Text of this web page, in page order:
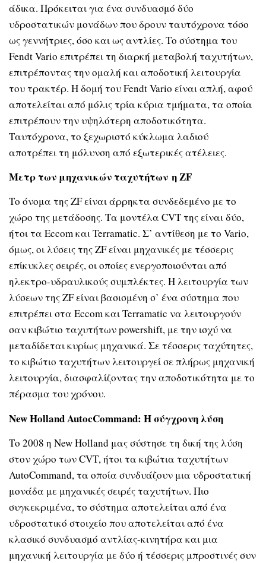
άδικα. Πρόκειται για ένα συνδυασμό δύο
υδροστατικών μονάδων που δρουν ταυτόχρονα τόσο
ως γεννήτριες, όσο και ως αντλίες. Το σύστημα του
Fendt Vario επιτρέπει τη διαρκή μεταβολή ταχυτήτων,
επιτρέποντας την ομαλή και αποδοτική λειτουργία
του τρακτέρ. Η δομή τουFendt Vario είναι απλή, αφού
αποτελείται από μόλις τρία κύρια τμήματα, τα οποία
επιτρέπουν την υψηλότερη αποδοτικότητα.
Ταυτόχρονα, το ξεχωριστό κύκλωμα λαδιού
αποτρέπει τη μόλυνση από εξωτερικές ατέλειες.
Μετρ των μηχανικών ταχυτήτων ηZF
Το όνομα τηςZFείναι άρρηκτα συνδεδεμένο με το
χώρο της μετάδοσης. Τα μοντέλα CVTτης είναι δύο,
ήτοι τα EccomκαιTerramatic. Σ’ αντίθεση με το Vario,
όμως, οι λύσεις τηςZFείναι μηχανικές με τέσσερις
επίκυκλες σειρές, οι οποίες ενεργοποιούνται από
ηλεκτρο-υδραυλικούς συμπλέκτες. Η λειτουργία των
λύσεων τηςZFείναι βασισμένη σ’ ένα σύστημα που
επιτρέπει στα EccomκαιTerramatic να λειτουργούν
σαν κιβώτιο ταχυτήτωνpowershift, με την ισχύ να
μεταδίδεται κυρίως μηχανικά. Σε τέσσερις ταχύτητες,
το κιβώτιο ταχυτήτων λειτουργεί σε πλήρως μηχανική
λειτουργία, διασφαλίζοντας την αποδοτικότητα με το
πέρασμα του χρόνου.
New Holland AutocCommand: Η σύγχρονη λύση
Το 2008 η New Holland μας σύστησε τη δική της λύση
στον χώρο τωνCVT, ήτοι τα κιβώτια ταχυτήτων
AutoCommand,τα οποία συνδυάζουν μια υδροστατική
μονάδα με μηχανικές σειρές ταχυτήτων. Πιο
συγκεκριμένα, το σύστημα αποτελείται από ένα
υδροστατικό στοιχείο που αποτελείται από ένα
κλασικό συνδυασμό αντλίας-κινητήρα και μια
μηχανική λειτουργία με δύο ή τέσσερις μπροστινές συν